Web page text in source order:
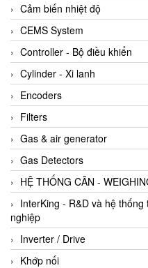
Cảm biến nhiệt độ
CEMS System
Controller - Bộ điều khiển
Cylinder - Xi lanh
Encoders
Filters
Gas & air generator
Gas Detectors
HỆ THỐNG CÂN -
InterKing - R&D và hệ
nghiệp
Inverter / Drive
Khớp nối